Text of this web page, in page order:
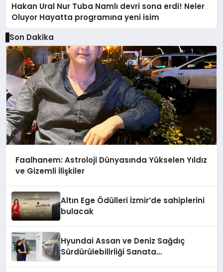
Hakan Ural Nur Tuba Namlı devri sona erdi! Neler
Oluyor Hayatta programına yeni isim
Son Dakika
Faalhanem: Astroloji Dünyasında Yükselen Yıldız
ve Gizemli İlişkiler
Altın Ege Ödülleri İzmir’de sahiplerini
bulacak
Hyundai Assan ve Deniz Sağdıç
Sürdürülebilirliği Sanata